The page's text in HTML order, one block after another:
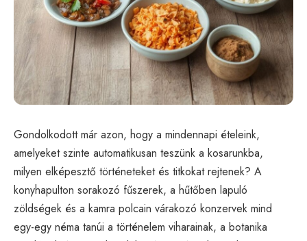
Gondolkodott már azon, hogy a mindennapi ételeink,
amelyeket szinte automatikusan teszünk a kosarunkba,
milyen elképesztő történeteket és titkokat rejtenek? A
konyhapulton sorakozó fűszerek, a hűtőben lapuló
zöldségek és a kamra polcain várakozó konzervek mind
egy-egy néma tanúi a történelem viharainak, a botanika